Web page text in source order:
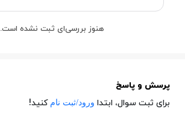
هنوز بررسی‌ای ثبت نشده است.
پرسش و پاسخ
برای ثبت سوال، ابتدا ورود/ثبت نام کنید!